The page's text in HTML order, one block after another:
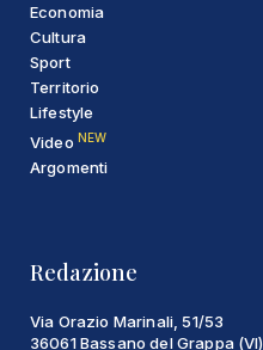
Economia
Cultura
Sport
Territorio
Lifestyle
Video NEW
Argomenti
Redazione
Via Orazio Marinali, 51/53
36061 Bassano del Grappa (VI)